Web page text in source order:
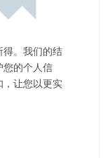
得。我们的结
您的个人信
，让您以更实